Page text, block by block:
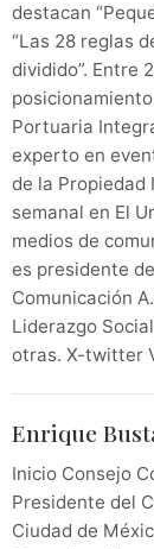
destacan
“Las 28 reglas
dividido”. Entre
Portuaria
experto en
de la Propiedad
semanal en El
medios de
es presidente
Comunicación
Liderazgo
otras. X-twitter
Enrique
Inicio Consejo
Presidente del
Ciudad de